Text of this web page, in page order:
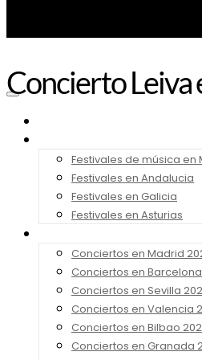
Festivales de música en
Festivales en Andalucia
Festivales en Galicia
Festivales en Asturias
Conciertos en Madrid
Conciertos en
Conciertos en Sevilla
Conciertos en Valencia
Conciertos en Bilbao
Conciertos en Granada
Concierto Leiva